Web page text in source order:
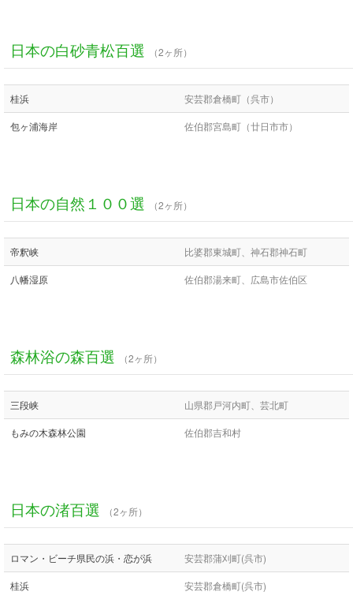
日本の白砂青松百選 （2ヶ所）
桂浜 安芸郡倉橋町（呉市）
包ヶ浦海岸 佐伯郡宮島町（廿日市市）
日本の自然１００選 （2ヶ所）
帝釈峡 比婆郡東城町、神石郡神石町
八幡湿原 佐伯郡湯来町、広島市佐伯区
森林浴の森百選 （2ヶ所）
三段峡 山県郡戸河内町、芸北町
もみの木森林公園 佐伯郡吉和村
日本の渚百選 （2ヶ所）
ロマン・ビーチ県民の浜・恋が浜 安芸郡蒲刈町(呉市)
桂浜 安芸郡倉橋町(呉市)